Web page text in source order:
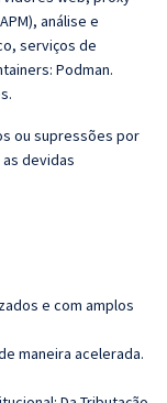
análise e
serviços de
Podman.
ou supressões por
devidas
e com amplos
maneira acelerada.